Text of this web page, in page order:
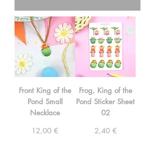
Front King of the
Pond Small
Necklace
Preço
12,00 €
Frog, King of the
Pond Sticker Sheet
02
Preço
2,40 €